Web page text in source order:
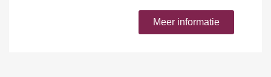
Meer informatie